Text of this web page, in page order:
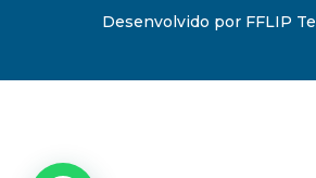
Desenvolvido por FFLIP